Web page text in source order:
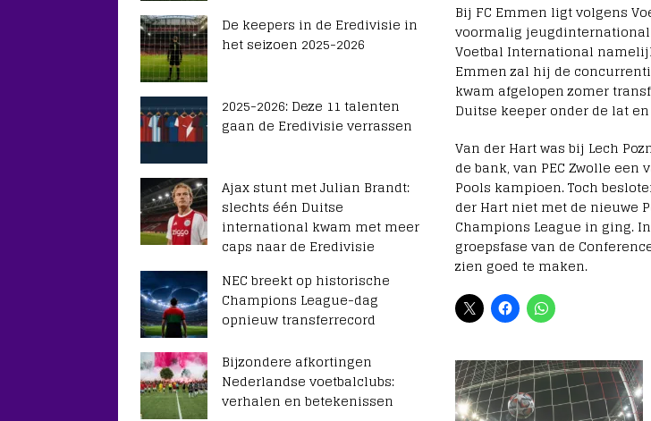
Bij FC Emmen ligt volgens
voormalig
Voetbal International
Emmen zal hij de
kwam afgelopen zomer
Duitse keeper onder de lat
Van der Hart was bij Lech
de bank, van PEC Zwolle
Pools kampioen. Toch
der Hart niet met de nieuwe
Champions League in ging.
groepsfase van de
zien goed te maken.
De keepers in de Eredivisie in
het seizoen 2025-2026
2025-2026: Deze 11 talenten
gaan de Eredivisie verrassen
Ajax stunt met Julian Brandt:
slechts één Duitse
international kwam met meer
caps naar de Eredivisie
NEC breekt op historische
Champions League-dag
opnieuw transferrecord
Bijzondere afkortingen
Nederlandse voetbalclubs:
verhalen en betekenissen